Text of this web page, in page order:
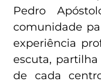
Pedro
comunidade
experiência
escuta,
de cada